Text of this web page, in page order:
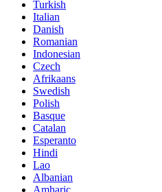
Turkish
Italian
Danish
Romanian
Indonesian
Czech
Afrikaans
Swedish
Polish
Basque
Catalan
Esperanto
Hindi
Lao
Albanian